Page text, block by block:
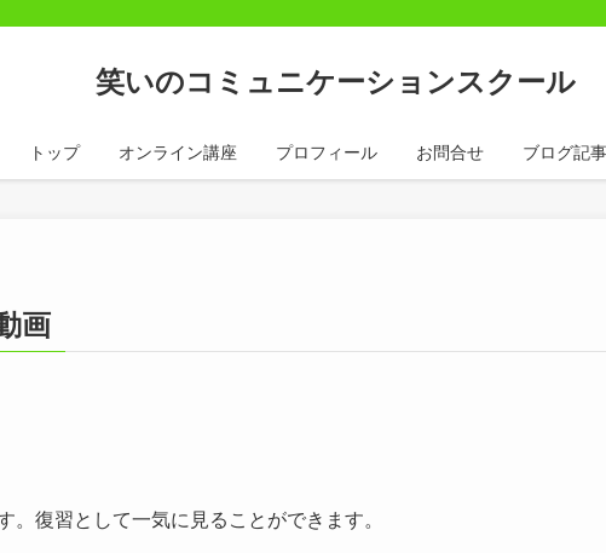
笑いのコミュニケーションスクール
トップ オンライン講座 プロフィール お問合せ ブログ記
画
復習として一気に見ることができます。